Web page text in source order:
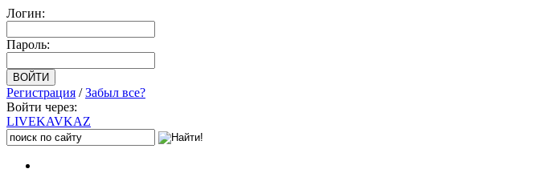
Логин:
Пароль:
Регистрация /Забыл все?
Войти через:
LIVEKAVKAZ